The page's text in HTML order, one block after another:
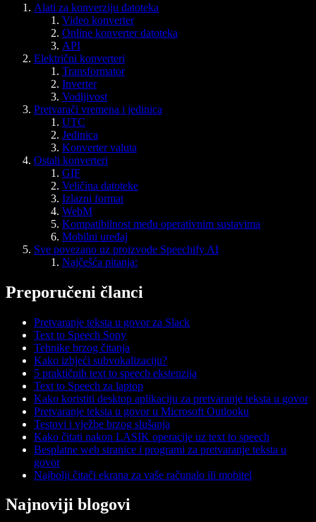
Alati za konverziju datoteka
Video konverter
Online konverter datoteka
API
Električni konverteri
Transformator
Inverter
Vodljivost
Pretvarači vremena i jedinica
UTC
Jedinica
Konverter valuta
Ostali konverteri
GIF
Veličina datoteke
Izlazni format
WebM
Kompatibilnost među operativnim sustavima
Mobilni uređaj
Sve povezano uz proizvode Speechify AI
Najčešća pitanja:
Preporučeni članci
Pretvaranje teksta u govor za Slack
Text to Speech Sony
Tehnike brzog čitanja
Kako izbjeći subvokalizaciju?
5 praktičnih text to speech ekstenzija
Text to Speech za laptop
Kako koristiti desktop aplikaciju za pretvaranje teksta u govor
Pretvaranje teksta u govor u Microsoft Outlooku
Testovi i vježbe brzog slušanja
Kako čitati nakon LASIK operacije uz text to speech
Besplatne web stranice i programi za pretvaranje teksta u
govor
Najbolji čitači ekrana za vaše računalo ili mobitel
Najnoviji blogovi